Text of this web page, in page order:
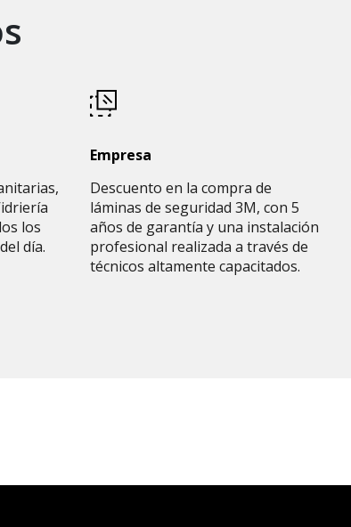
los
día.
Empresa
Descuento en la compra de
láminas de seguridad 3M, con 5
años de garantía y una instalación
profesional realizada a través de
técnicos altamente capacitados.